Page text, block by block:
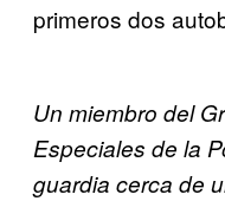
primeros dos
Un miembro del
Especiales de la
guardia cerca de